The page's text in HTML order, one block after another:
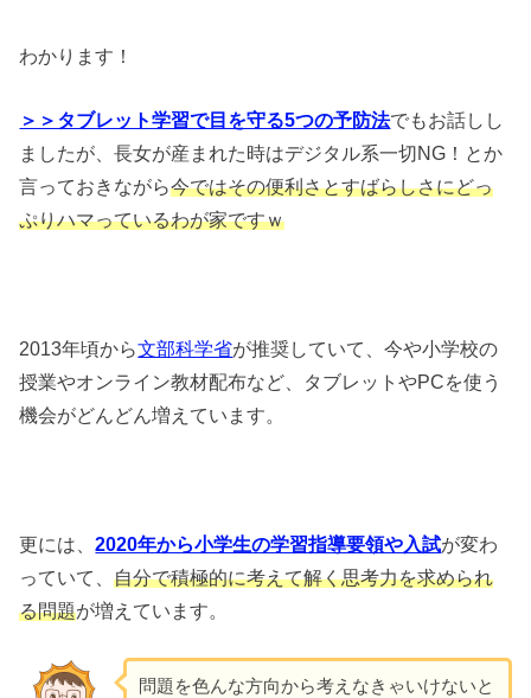
わかります！
＞＞タブレット学習で目を守る5つの予防法でもお話しし
ましたが、長女が産まれた時はデジタル系一切NG！とか
言っておきながら今ではその便利さとすばらしさにどっ
ぷりハマっているわが家ですｗ
2013年頃から文部科学省が推奨していて、今や小学校の
授業やオンライン教材配布など、タブレットやPCを使う
機会がどんどん増えています。
更には、2020年から小学生の学習指導要領や入試が変わ
っていて、自分で積極的に考えて解く思考力を求められ
る問題が増えています。
問題を色んな方向から考えなきゃいけないと